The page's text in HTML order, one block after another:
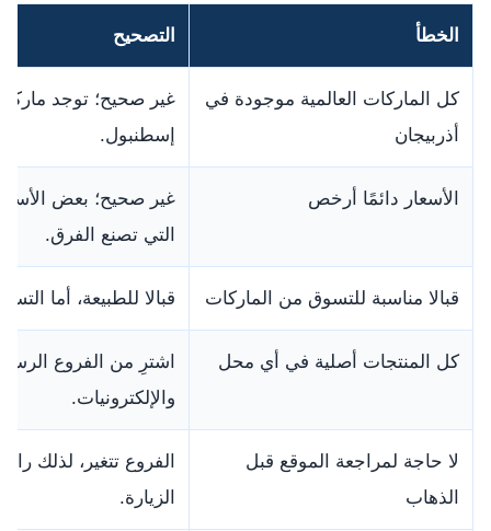
الخطأ التصحيح
كل الماركات العالمية موجودة في
أذربيجان
غير صحيح؛ توجد
إسطنبول.
الأسعار دائمًا أرخص
غير صحيح؛ بعض
التي تصنع الفرق.
قبالا مناسبة للتسوق من الماركات قبالا للطبيعة، أما
كل المنتجات أصلية في أي محل
اشترِ من الفروع
والإلكترونيات.
لا حاجة لمراجعة الموقع قبل
الذهاب
الزيارة.